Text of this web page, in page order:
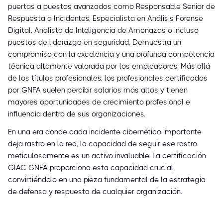
puertas a puestos avanzados como Responsable Senior de
Respuesta a Incidentes, Especialista en Análisis Forense
Digital, Analista de Inteligencia de Amenazas o incluso
puestos de liderazgo en seguridad. Demuestra un
compromiso con la excelencia y una profunda competencia
técnica altamente valorada por los empleadores. Más allá
de los títulos profesionales, los profesionales certificados
por GNFA suelen percibir salarios más altos y tienen
mayores oportunidades de crecimiento profesional e
influencia dentro de sus organizaciones.
En una era donde cada incidente cibernético importante
deja rastro en la red, la capacidad de seguir ese rastro
meticulosamente es un activo invaluable. La certificación
GIAC GNFA proporciona esta capacidad crucial,
convirtiéndolo en una pieza fundamental de la estrategia
de defensa y respuesta de cualquier organización.